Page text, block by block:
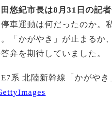
悠紀市長は8月31日の記
車運動は何だったのか。
「かがやき」が止まるか
弁を期待していました。
E7系 北陸新幹線「かがや